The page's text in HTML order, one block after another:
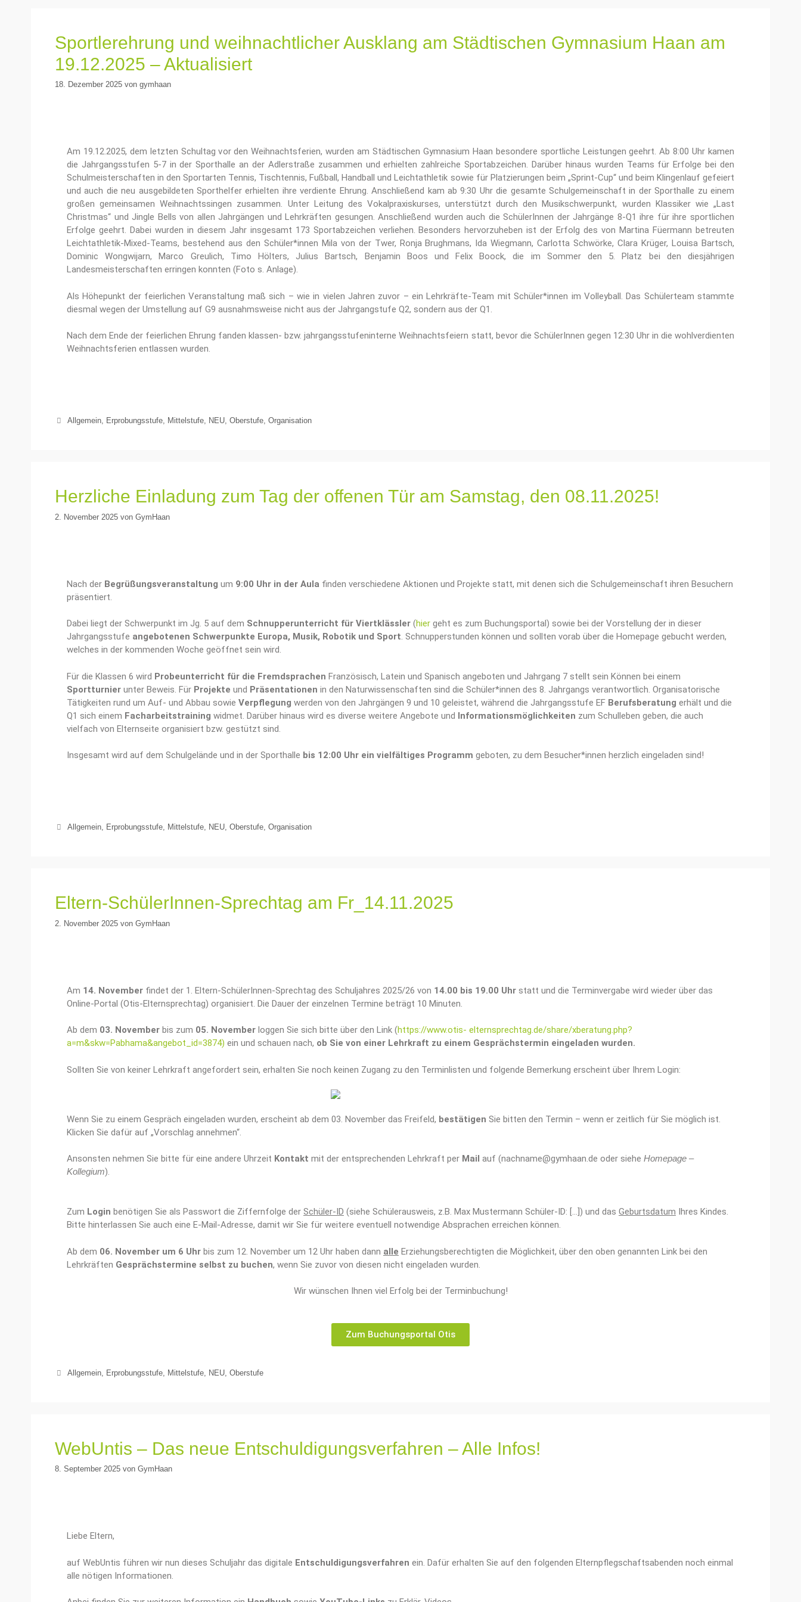
Sportlerehrung und weihnachtlicher Ausklang am Städtischen Gymnasium Haan am
19.12.2025 – Aktualisiert
18. Dezember 2025 von gymhaan
Am 19.12.2025, dem letzten Schultag vor den Weihnachtsferien, wurden am Städtischen Gymnasium Haan besondere sportliche Leistungen geehrt. Ab 8:00 Uhr kamen
die Jahrgangsstufen 5-7 in der Sporthalle an der Adlerstraße zusammen und erhielten zahlreiche Sportabzeichen. Darüber hinaus wurden Teams für Erfolge bei den
Schulmeisterschaften in den Sportarten Tennis, Tischtennis, Fußball, Handball und Leichtathletik sowie für Platzierungen beim „Sprint-Cup“ und beim Klingenlauf gefeiert
und auch die neu ausgebildeten Sporthelfer erhielten ihre verdiente Ehrung. Anschließend kam ab 9:30 Uhr die gesamte Schulgemeinschaft in der Sporthalle zu einem
großen gemeinsamen Weihnachtssingen zusammen. Unter Leitung des Vokalpraxiskurses, unterstützt durch den Musikschwerpunkt, wurden Klassiker wie „Last
Christmas“ und Jingle Bells von allen Jahrgängen und Lehrkräften gesungen. Anschließend wurden auch die SchülerInnen der Jahrgänge 8-Q1 ihre für ihre sportlichen
Erfolge geehrt. Dabei wurden in diesem Jahr insgesamt 173 Sportabzeichen verliehen. Besonders hervorzuheben ist der Erfolg des von Martina Füermann betreuten
Leichtathletik-Mixed-Teams, bestehend aus den Schüler*innen Mila von der Twer, Ronja Brughmans, Ida Wiegmann, Carlotta Schwörke, Clara Krüger, Louisa Bartsch,
Dominic Wongwijarn, Marco Greulich, Timo Hölters, Julius Bartsch, Benjamin Boos und Felix Boock, die im Sommer den 5. Platz bei den diesjährigen
Landesmeisterschaften erringen konnten (Foto s. Anlage).
Als Höhepunkt der feierlichen Veranstaltung maß sich – wie in vielen Jahren zuvor – ein Lehrkräfte-Team mit Schüler*innen im Volleyball. Das Schülerteam stammte
diesmal wegen der Umstellung auf G9 ausnahmsweise nicht aus der Jahrgangstufe Q2, sondern aus der Q1.
Nach dem Ende der feierlichen Ehrung fanden klassen- bzw. jahrgangsstufeninterne Weihnachtsfeiern statt, bevor die SchülerInnen gegen 12:30 Uhr in die wohlverdienten
Weihnachtsferien entlassen wurden.
Allgemein, Erprobungsstufe, Mittelstufe, NEU, Oberstufe, Organisation
Herzliche Einladung zum Tag der offenen Tür am Samstag, den 08.11.2025!
2. November 2025 von GymHaan
Nach der Begrüßungsveranstaltung um 9:00 Uhr in der Aula finden verschiedene Aktionen und Projekte statt, mit denen sich die Schulgemeinschaft ihren Besuchern
präsentiert.
Dabei liegt der Schwerpunkt im Jg. 5 auf dem Schnupperunterricht für Viertklässler (hier geht es zum Buchungsportal) sowie bei der Vorstellung der in dieser
Jahrgangsstufe angebotenen Schwerpunkte Europa, Musik, Robotik und Sport. Schnupperstunden können und sollten vorab über die Homepage gebucht werden,
welches in der kommenden Woche geöffnet sein wird.
Für die Klassen 6 wird Probeunterricht für die Fremdsprachen Französisch, Latein und Spanisch angeboten und Jahrgang 7 stellt sein Können bei einem
Sportturnier unter Beweis. Für Projekte und Präsentationen in den Naturwissenschaften sind die Schüler*innen des 8. Jahrgangs verantwortlich. Organisatorische
Tätigkeiten rund um Auf- und Abbau sowie Verpflegung werden von den Jahrgängen 9 und 10 geleistet, während die Jahrgangsstufe EF Berufsberatung erhält und die
Q1 sich einem Facharbeitstraining widmet. Darüber hinaus wird es diverse weitere Angebote und Informationsmöglichkeiten zum Schulleben geben, die auch
vielfach von Elternseite organisiert bzw. gestützt sind.
Insgesamt wird auf dem Schulgelände und in der Sporthalle bis 12:00 Uhr ein vielfältiges Programm geboten, zu dem Besucher*innen herzlich eingeladen sind!
Allgemein, Erprobungsstufe, Mittelstufe, NEU, Oberstufe, Organisation
Eltern-SchülerInnen-Sprechtag am Fr_14.11.2025
2. November 2025 von GymHaan
Am 14. November findet der 1. Eltern-SchülerInnen-Sprechtag des Schuljahres 2025/26 von 14.00 bis 19.00 Uhr statt und die Terminvergabe wird wieder über das
Online-Portal (Otis-Elternsprechtag) organisiert. Die Dauer der einzelnen Termine beträgt 10 Minuten.
Ab dem 03. November bis zum 05. November loggen Sie sich bitte über den Link (https://www.otis- elternsprechtag.de/share/xberatung.php?
a=m&skw=Pabhama&angebot_id=3874) ein und schauen nach, ob Sie von einer Lehrkraft zu einem Gesprächstermin eingeladen wurden.
Sollten Sie von keiner Lehrkraft angefordert sein, erhalten Sie noch keinen Zugang zu den Terminlisten und folgende Bemerkung erscheint über Ihrem Login:
Wenn Sie zu einem Gespräch eingeladen wurden, erscheint ab dem 03. November das Freifeld, bestätigen Sie bitten den Termin – wenn er zeitlich für Sie möglich ist.
Klicken Sie dafür auf „Vorschlag annehmen“.
Ansonsten nehmen Sie bitte für eine andere Uhrzeit Kontakt mit der entsprechenden Lehrkraft per Mail auf (nachname@gymhaan.de oder siehe Homepage –
Kollegium).
Zum Login benötigen Sie als Passwort die Ziffernfolge der Schüler-ID (siehe Schülerausweis, z.B. Max Mustermann Schüler-ID: […]) und das Geburtsdatum Ihres Kindes.
Bitte hinterlassen Sie auch eine E-Mail-Adresse, damit wir Sie für weitere eventuell notwendige Absprachen erreichen können.
Ab dem 06. November um 6 Uhr bis zum 12. November um 12 Uhr haben dann alle Erziehungsberechtigten die Möglichkeit, über den oben genannten Link bei den
Lehrkräften Gesprächstermine selbst zu buchen, wenn Sie zuvor von diesen nicht eingeladen wurden.
Wir wünschen Ihnen viel Erfolg bei der Terminbuchung!
Zum Buchungsportal Otis
Allgemein, Erprobungsstufe, Mittelstufe, NEU, Oberstufe
WebUntis – Das neue Entschuldigungsverfahren – Alle Infos!
8. September 2025 von GymHaan
Liebe Eltern,
auf WebUntis führen wir nun dieses Schuljahr das digitale Entschuldigungsverfahren ein. Dafür erhalten Sie auf den folgenden Elternpflegschaftsabenden noch einmal
alle nötigen Informationen.